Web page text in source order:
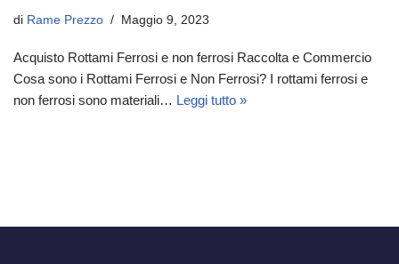
di Rame Prezzo Maggio 9, 2023
Acquisto Rottami Ferrosi e non ferrosi Raccolta e Commercio
Cosa sono i Rottami Ferrosi e Non Ferrosi? I rottami ferrosi e
non ferrosi sono materiali… Leggi tutto »